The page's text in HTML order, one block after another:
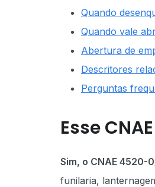
Quando
Quando vale
Abertura de
Descritores
Perguntas
Esse
Sim, o CNAE 4520-
funilaria,